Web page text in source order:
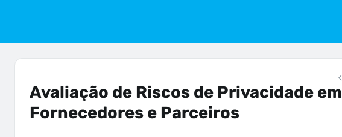
Avaliação de Riscos de Privacidade em
Fornecedores e Parceiros